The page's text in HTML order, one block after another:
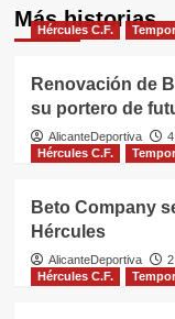
Más historias
Hércules C.F.
Renovación de
su portero de
AlicanteDeportiva
Hércules C.F.
Beto Company
Hércules
AlicanteDeportiva
Hércules C.F.